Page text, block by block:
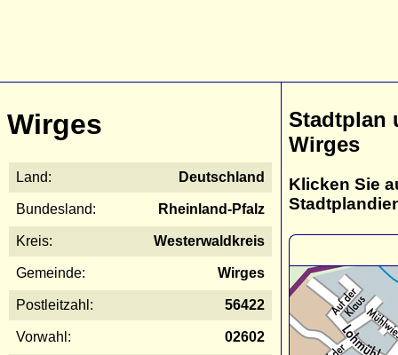
Wirges
Land: Deutschland
Bundesland: Rheinland-Pfalz
Kreis: Westerwaldkreis
Gemeinde: Wirges
Postleitzahl: 56422
Vorwahl: 02602
Stadtplan
Wirges
Klicken Sie